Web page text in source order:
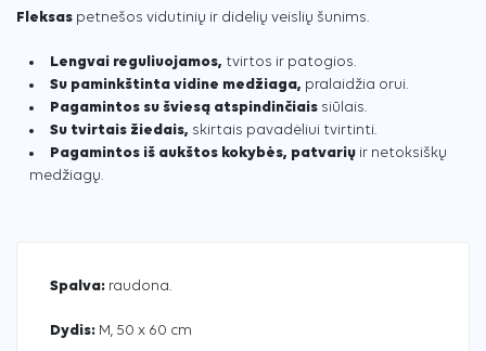
Fleksas petnešos vidutinių ir didelių veislių šunims.
Lengvai reguliuojamos, tvirtos ir patogios.
Su paminkštinta vidine medžiaga, pralaidžia orui.
Pagamintos su šviesą atspindinčiais siūlais.
Su tvirtais žiedais, skirtais pavadėliui tvirtinti.
Pagamintos iš aukštos kokybės, patvarių ir netoksiškų
medžiagų.
Spalva: raudona.
Dydis: M, 50 x 60 cm